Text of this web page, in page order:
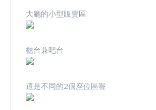
大廳的小型販賣區
櫃台兼吧台
這是不同的2個座位區喔